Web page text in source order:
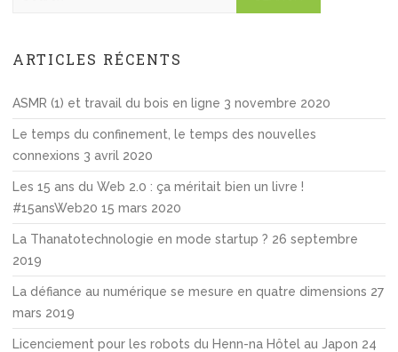
r
h
ARTICLES RÉCENTS
ASMR (1) et travail du bois en ligne 3 novembre 2020
Le temps du confinement, le temps des nouvelles
connexions 3 avril 2020
Les 15 ans du Web 2.0 : ça méritait bien un livre !
#15ansWeb20 15 mars 2020
La Thanatotechnologie en mode startup ? 26 septembre
2019
La défiance au numérique se mesure en quatre dimensions 27
mars 2019
Licenciement pour les robots du Henn-na Hôtel au Japon 24